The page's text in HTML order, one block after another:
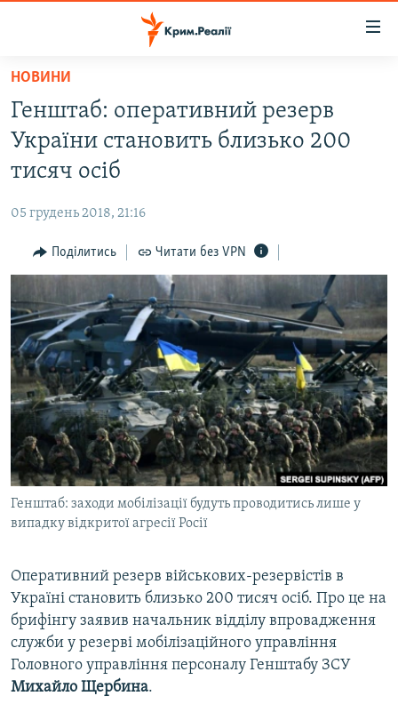
Перейти
основного
матеріалу
Перейти
до
основної
навігації
Перейти
до
пошуку
ВІДЕО ТА ФОТО
БЛОГИ
ПОГЛЯД
ІНТЕРВ'Ю
ВСЕ ЗА ДЕНЬ
СПЕЦПРОЕКТИ
ДЕПОРТАЦІЯ
ВІДЕОУРОКИ «ELIFBE»
СВІДЧЕННЯ ОКУПАЦІЇ
УКРАЇНСЬКА ПРОБЛЕМА КРИМУ
ІНФОГРАФІКА
ЯК ОБІЙТИ БЛОКУВАННЯ
Русский
Qırımtatar
ДОЛУЧАЙСЯ!
Усі сайти RFE/RL
НОВИНИ
Генштаб: оперативний резерв
України становить близько 200
тисяч осіб
05 грудень 2018, 21:16
Поділитись Читати без VPN
Генштаб: заходи мобілізації будуть проводитись лише у
випадку відкритої агресії Росії
Оперативний резерв військових-резервістів в
Україні становить близько 200 тисяч осіб. Про це на
брифінгу заявив начальник відділу впровадження
служби у резерві мобілізаційного управління
Головного управління персоналу Генштабу ЗСУ
Михайло Щербина.